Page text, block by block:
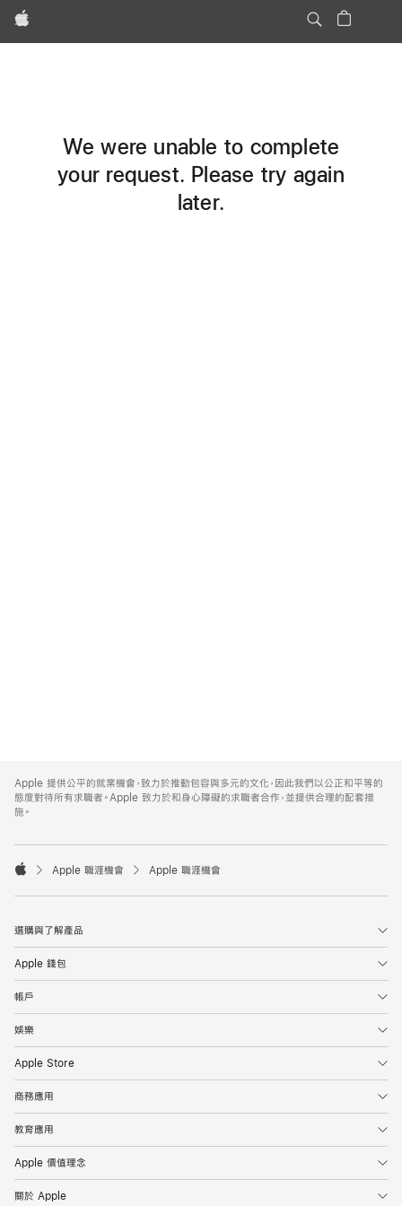
Apple
We were unable to complete
your request. Please try again
later.
Footer
Apple 提供公平的就業機會，致力於推動包容與多元的文化，因此我們以公正和平等的
態度對待所有求職者。Apple 致力於和身心障礙的求職者合作，並提供合理的配套措
施。

Apple 職涯機會 Apple 職涯機會
選購與了解產品
Apple 錢包
帳戶
娛樂
Apple Store
商務應用
教育應用
Apple 價值理念
關於 Apple